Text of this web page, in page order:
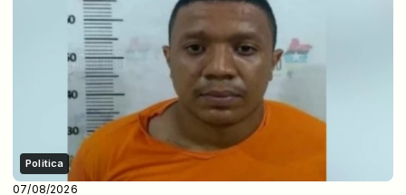
Politica
07/08/2026